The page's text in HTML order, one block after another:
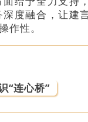
度融合，让建
作性。
“连心桥”